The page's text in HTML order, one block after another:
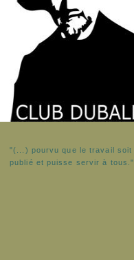
"(...) pourvu que le travail soit
publié et puisse servir à tous."